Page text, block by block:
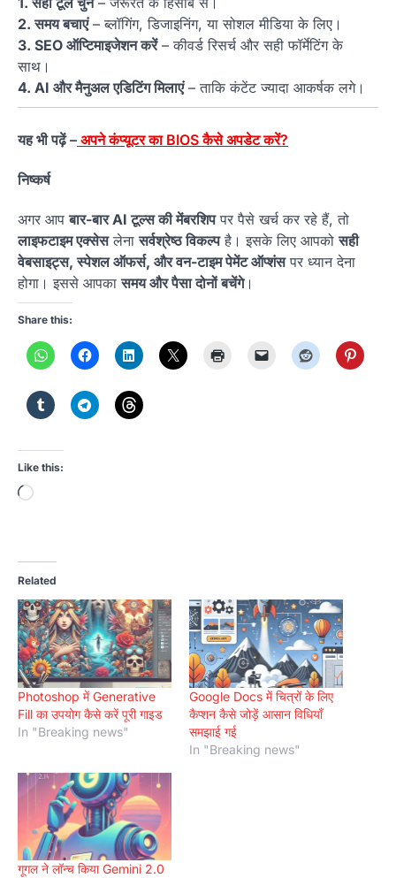
2. समय बचाएं– ब्लॉगिंग, डिजाइनिंग, या सोशल मीडिया के लिए।
3. SEO ऑप्टिमाइजेशन करें– कीवर्ड रिसर्च और सही फॉर्मेटिंग के
साथ।
4. AI और मैनुअल एडिटिंग मिलाएं– ताकि कंटेंट ज्यादा आकर्षक लगे।
यह भी पढ़ें – अपने कंप्यूटर का BIOS कैसे अपडेट करें?
निष्कर्ष
अगर आपबार-बार AI टूल्स की मेंबरशिपपर पैसे खर्च कर रहे हैं, तो
लाइफटाइम एक्सेसलेनासर्वश्रेष्ठ विकल्पहै। इसके लिए आपकोसही
वेबसाइट्स, स्पेशल ऑफर्स, और वन-टाइम पेमेंट ऑप्शंसपर ध्यान देना
होगा। इससे आपकासमय और पैसा दोनों बचेंगे।
Share this:
Like this:
Loading…
Related
Photoshop में Generative
Fill का उपयोग कैसे करें पूरी गाइड
In "Breaking news"
Google Docs में चित्रों के लिए
कैप्शन कैसे जोड़ें आसान विधियाँ
समझाई गई
In "Breaking news"
गूगल ने लॉन्च किया Gemini 2.0